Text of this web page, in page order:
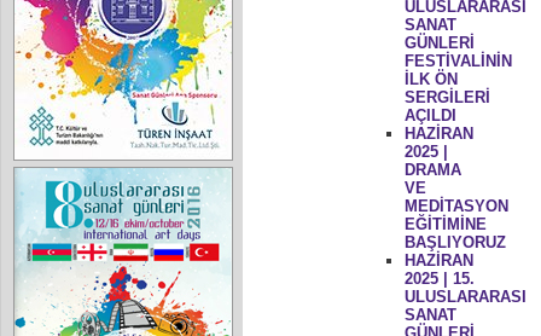
ULUSLARARASI
SANAT
GÜNLERİ
FESTİVALİNİN
İLK ÖN
SERGİLERİ
AÇILDI
HAZİRAN
2025 |
DRAMA
VE
MEDİTASYON
EĞİTİMİNE
BAŞLIYORUZ
HAZİRAN
2025 | 15.
ULUSLARARASI
SANAT